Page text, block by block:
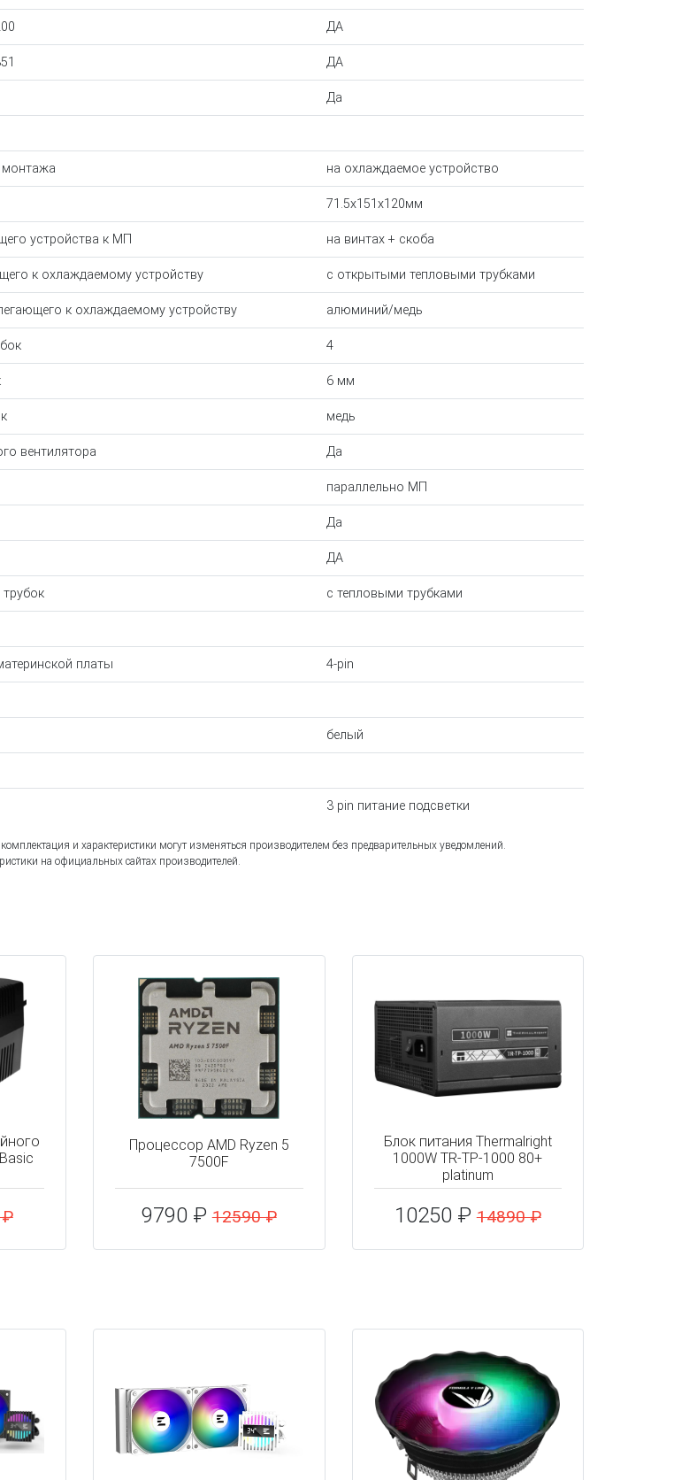
ДА
ДА
Да
монтажа на охлаждаемое устройство
71.5x151x120мм
устройства к МП на винтах + скоба
к охлаждаемому устройству с открытыми тепловыми трубками
к охлаждаемому устройству алюминий/медь
4
6 мм
медь
вентилятора Да
параллельно МП
Да
ДА
с тепловыми трубками
платы 4-pin
белый
3 pin питание подсветки
и характеристики могут изменяться производителем без предварительных уведомлений.
на официальных сайтах производителей.
Процессор AMD Ryzen 5
7500F
9790 ₽12590 ₽
Блок питания Thermalright
1000W TR-TP-1000 80+
platinum
10250 ₽14890 ₽